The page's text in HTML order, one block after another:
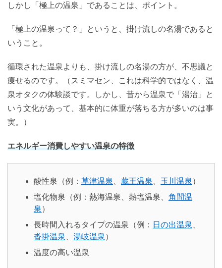
しかし「極上の温泉」であることは、ポイント。
「極上の温泉って？」というと、掛け流しの名湯であると
いうこと。
循環された温泉よりも、掛け流しの名湯の方が、不思議と
痩せるのです。（スミマセン、これは科学的ではなく、温
泉オタクの体験談です。しかし、昔から温泉で「湯治」と
いう文化があって、基本的に体重が落ちる方が多いのは事
実。）
エネルギー消費しやすい温泉の特徴
酸性泉（例： 草津温泉 蔵王温泉 玉川温泉 ）
塩化物泉（例：熱海温泉、熱塩温泉、 角間温
泉 ）
長時間入れるタイプの温泉（例： 日の出温泉
沓掛温泉
湯岐温泉 ）
温度の高い温泉